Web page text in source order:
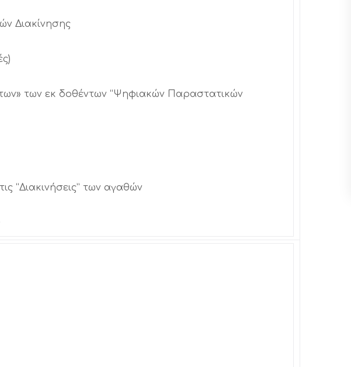
Διακίνησης
των εκ δοθέντων “Ψηφιακών Παραστατικών
“Διακινήσεις” των αγαθών